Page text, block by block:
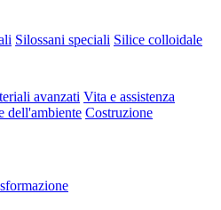
Silossani speciali Silice colloidale
avanzati Vita e assistenza
dell'ambiente Costruzione